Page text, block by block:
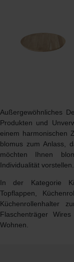
Außergewöhnliches
Produkten und
einem harmonischen
blomus zum Anlass,
möchten Ihnen
Individualität vorstellen.
In der Kategorie
Topflappen,
Küchenrollenhalter
Flaschenträger
Wohnen.